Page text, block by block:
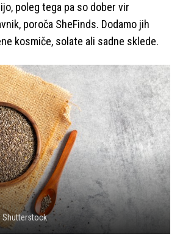
poleg tega pa so dober vir
poroča SheFinds. Dodamo jih
kosmiče, solate ali sadne sklede.
Shutterstock